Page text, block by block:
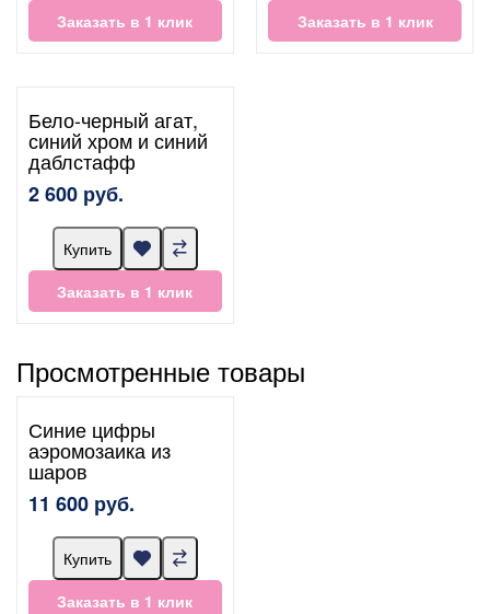
Заказать в 1 клик
Заказать в 1 клик
Бело-черный агат,
синий хром и синий
даблстафф
2 600 руб.
Купить
Заказать в 1 клик
Просмотренные товары
Синие цифры
аэромозаика из
шаров
11 600 руб.
Купить
Заказать в 1 клик